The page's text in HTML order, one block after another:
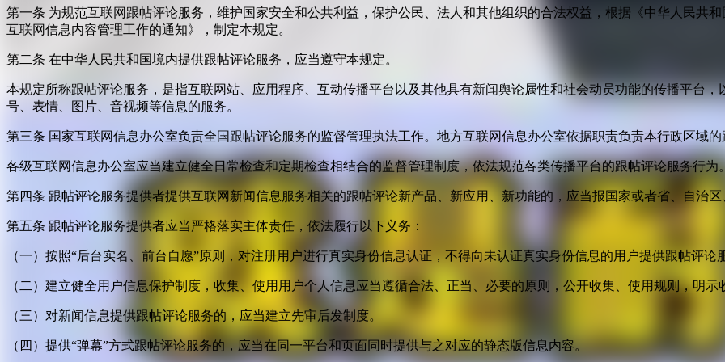
第一条 为规范互联网跟帖评论服务，维护国家安全和公共利益，保护公民、法人和其他组织的合法权益，根据《中华人民共
互联网信息内容管理工作的通知》，制定本规定。
第二条 在中华人民共和国境内提供跟帖评论服务，应当遵守本规定。
本规定所称跟帖评论服务，是指互联网站、应用程序、互动传播平台以及其他具有新闻舆论属性和社会动员功能的传播平台
号、表情、图片、音视频等信息的服务。
第三条 国家互联网信息办公室负责全国跟帖评论服务的监督管理执法工作。地方互联网信息办公室依据职责负责本行政区域
各级互联网信息办公室应当建立健全日常检查和定期检查相结合的监督管理制度，依法规范各类传播平台的跟帖评论服务行为
第四条 跟帖评论服务提供者提供互联网新闻信息服务相关的跟帖评论新产品、新应用、新功能的，应当报国家或者省、自治
第五条 跟帖评论服务提供者应当严格落实主体责任，依法履行以下义务：
（一）按照“后台实名、前台自愿”原则，对注册用户进行真实身份信息认证，不得向未认证真实身份信息的用户提供跟帖评论
（二）建立健全用户信息保护制度，收集、使用用户个人信息应当遵循合法、正当、必要的原则，公开收集、使用规则，明
（三）对新闻信息提供跟帖评论服务的，应当建立先审后发制度。
（四）提供“弹幕”方式跟帖评论服务的，应当在同一平台和页面同时提供与之对应的静态版信息内容。